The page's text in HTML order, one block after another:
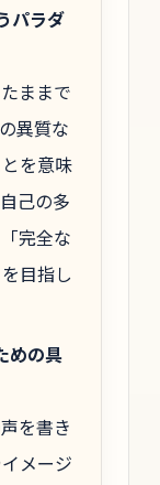
パラダ
ままで
異質な
を意味
己の多
完全な
目指し
めの具
を書き
メージ